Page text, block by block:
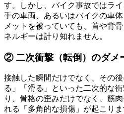
す。しかし、バイク事故ではラ
手の車両、あるいはバイクの車
メットを被っていても、首や背
ネルギーは計り知れません。
② 二次衝撃（転倒）のダメ
接触した瞬間だけでなく、その
る」「滑る」といった二次的な
り、骨格の歪みだけでなく、筋
れる「多角的な損傷」が起こりま